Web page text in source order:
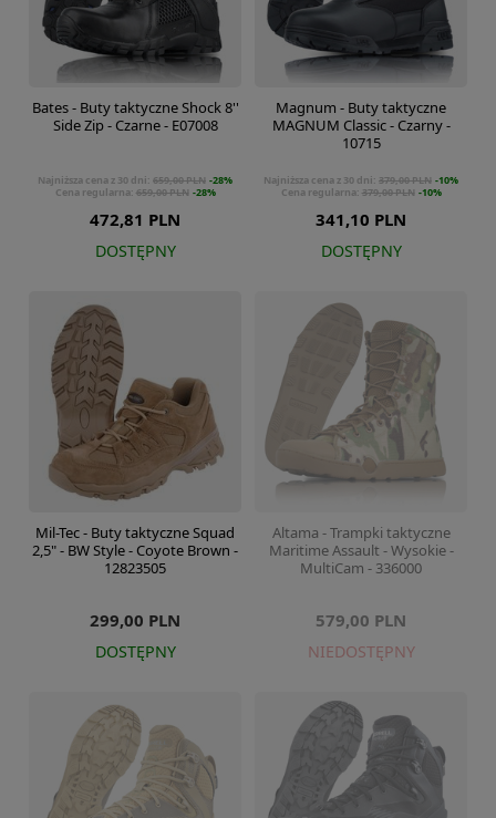
Bates - Buty taktyczne Shock 8''
Side Zip - Czarne - E07008
472,81 PLN
Najniższa cena z 30 dni: 659,00 PLN -28%
Cena regularna: 659,00 PLN -28%
DOSTĘPNY
Magnum - Buty taktyczne
MAGNUM Classic - Czarny -
10715
341,10 PLN
Najniższa cena z 30 dni: 379,00 PLN -10%
Cena regularna: 379,00 PLN -10%
DOSTĘPNY
Mil-Tec - Buty taktyczne Squad
2,5" - BW Style - Coyote Brown -
12823505
299,00 PLN
DOSTĘPNY
Altama - Trampki taktyczne
Maritime Assault - Wysokie -
MultiCam - 336000
579,00 PLN
NIEDOSTĘPNY